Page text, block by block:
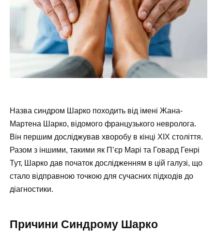
Назва синдром Шарко походить від імені Жана-
Мартена Шарко, відомого французького невролога.
Він першим досліджував хворобу в кінці XIX століття.
Разом з іншими, такими як П’єр Марі та Говард Генрі
Тут, Шарко дав початок дослідженням в цій галузі, що
стало відправною точкою для сучасних підходів до
діагностики.
Причини Синдрому Шарко